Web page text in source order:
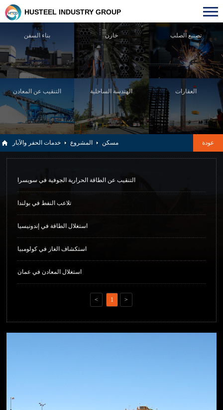
بناء السفن خازن تصنيع الصلب
التنقيب عن المعادن الهندسة الساحلية العقارات
HUSTEEL INDUSTRY GROUP
عودة مسكن المشروع خدمات الحفر والآبار
التنقيب عن الطاقة الحرارية الجوفية في سويسرا
تلاعب النفط في بولندا
استغلال الطاقة في إندونيسيا
استكشاف الغاز في كولومبيا
استغلال المعادن في عمان
< 1 >